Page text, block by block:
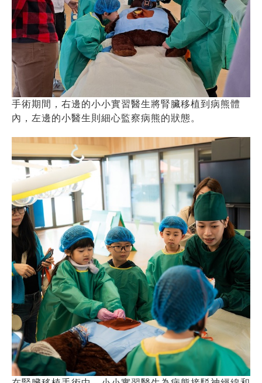
手術期間，右邊的小小實習醫生將腎臟移植到病熊體
內，左邊的小醫生則細心監察病熊的狀態。